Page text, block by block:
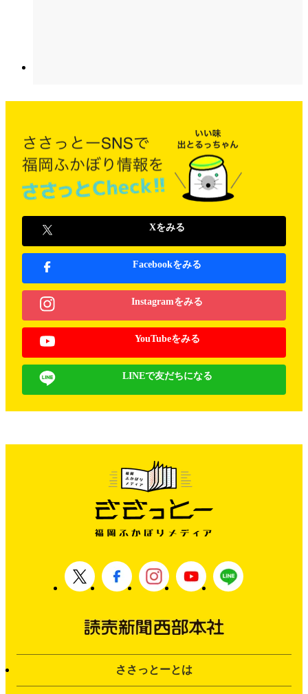
Xをみる
Facebookをみる
Instagramをみる
YouTubeをみる
LINEで友だちになる
ささっとーとは